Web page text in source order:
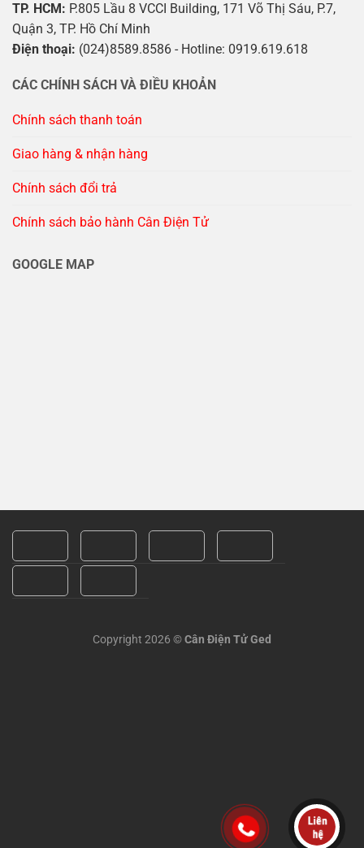
TP. HCM: P.805 Lầu 8 VCCI Building, 171 Võ Thị Sáu, P.7,
Quận 3, TP. Hồ Chí Minh
Điện thoại: (024)8589.8586 - Hotline: 0919.619.618
CÁC CHÍNH SÁCH VÀ ĐIỀU KHOẢN
Chính sách thanh toán
Giao hàng & nhận hàng
Chính sách đổi trả
Chính sách bảo hành Cân Điện Tử
GOOGLE MAP
Copyright 2026 ©Cân Điện Tử Ged